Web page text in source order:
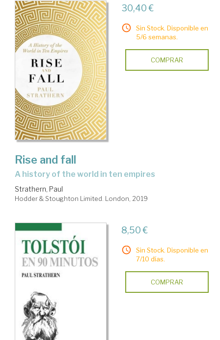
30,40 €
Sin Stock. Disponible en
5/6 semanas.
COMPRAR
Rise and fall
a history of the world in ten empires
Strathern, Paul
Hodder & Stoughton Limited. London, 2019
8,50 €
Sin Stock. Disponible en
7/10 días.
COMPRAR